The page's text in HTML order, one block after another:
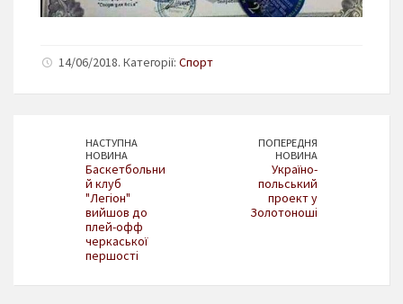
14/06/2018. Категорії: Спорт
НАСТУПНА
НОВИНА
Баскетбольни
й клуб
"Легіон"
вийшов до
плей-офф
черкаської
першості
ПОПЕРЕДНЯ
НОВИНА
Україно-
польський
проект у
Золотоноші